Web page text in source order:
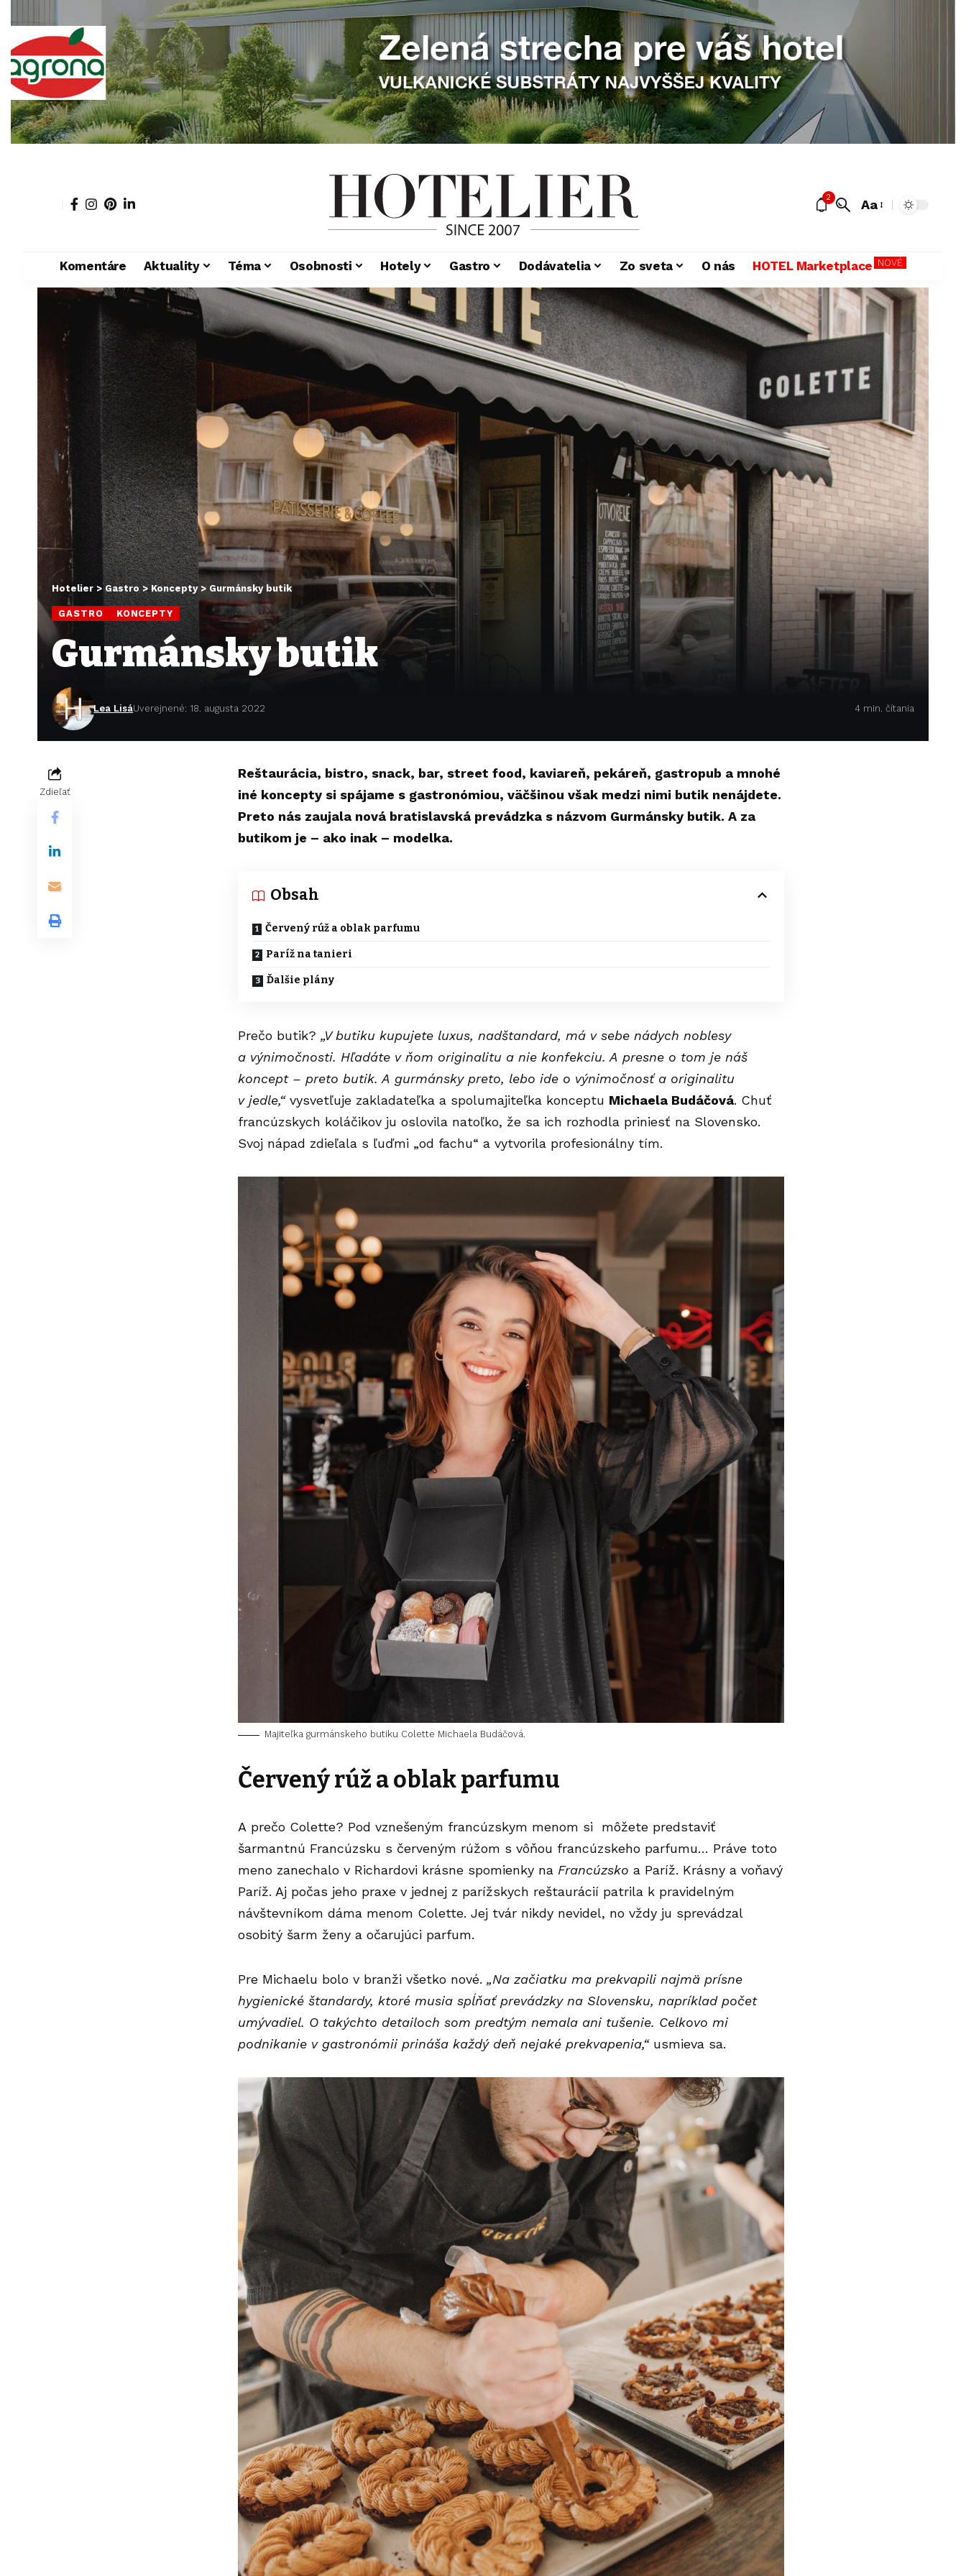
2 Aa
Komentáre Aktuality Téma Osobnosti Hotely Gastro Dodávatelia Zo sveta O nás HOTEL Marketplace NOVÉ
Hotelier >Gastro>Koncepty> Gurmánsky butik
GASTRO KONCEPTY
Gurmánsky butik
Lea LisáUverejnené: 18. augusta 2022 4 min. čítania
Zdieľať
Reštaurácia, bistro, snack, bar, street food, kaviareň, pekáreň, gastropub a mnohé
iné koncepty si spájame s gastronómiou, väčšinou však medzi nimi butik nenájdete.
Preto nás zaujala nová bratislavská prevádzka s názvom Gurmánsky butik. A za
butikom je – ako inak – modelka.
Obsah
Červený rúž a oblak parfumu
Paríž na tanieri
Ďalšie plány
Prečo butik? „V butiku kupujete luxus, nadštandard, má v sebe nádych noblesy
a výnimočnosti. Hľadáte v ňom originalitu a nie konfekciu. A presne o tom je náš
koncept – preto butik. A gurmánsky preto, lebo ide o výnimočnosť a originalitu
v jedle,“vysvetľuje zakladateľka a spolumajiteľka konceptu Michaela Budáčová. Chuť
francúzskych koláčikov ju oslovila natoľko, že sa ich rozhodla priniesť na Slovensko.
Svoj nápad zdieľala s ľuďmi „od fachu“ a vytvorila profesionálny tím.
Majiteľka gurmánskeho butiku Colette Michaela Budáčová.
Červený rúž a oblak parfumu
A prečo Colette? Pod vznešeným francúzskym menom si môžete predstaviť
šarmantnú Francúzsku s červeným rúžom s vôňou francúzskeho parfumu… Práve toto
meno zanechalo v Richardovi krásne spomienky na Francúzsko a Paríž. Krásny a voňavý
Paríž. Aj počas jeho praxe v jednej z parížskych reštaurácií patrila k pravidelným
návštevníkom dáma menom Colette. Jej tvár nikdy nevidel, no vždy ju sprevádzal
osobitý šarm ženy a očarujúci parfum.
Pre Michaelu bolo v branži všetko nové. „Na začiatku ma prekvapili najmä prísne
hygienické štandardy, ktoré musia spĺňať prevádzky na Slovensku, napríklad počet
umývadiel. O takýchto detailoch som predtým nemala ani tušenie. Celkovo mi
podnikanie v gastronómii prináša každý deň nejaké prekvapenia,“usmieva sa.